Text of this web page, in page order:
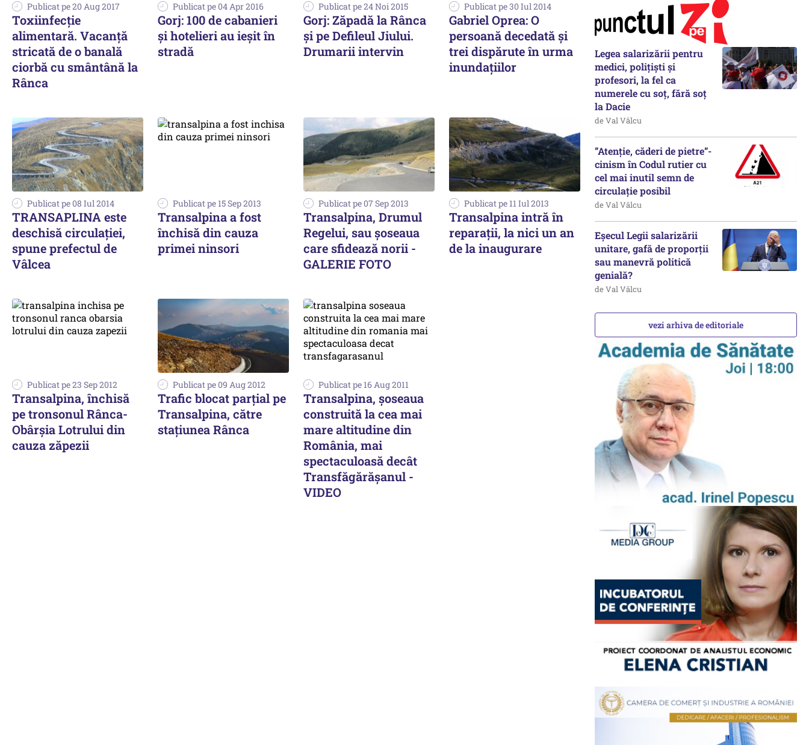
Publicat pe 20 Aug 2017
Toxiinfecție
alimentară. Vacanță
stricată de o banală
ciorbă cu smântână la
Rânca
Publicat pe 04 Apr 2016
Gorj: 100 de cabanieri
şi hotelieri au ieșit în
stradă
Publicat pe 24 Noi 2015
Gorj: Zăpadă la Rânca
şi pe Defileul Jiului.
Drumarii intervin
Publicat pe 30 Iul 2014
Gabriel Oprea: O
persoană decedată și
trei dispărute în urma
inundațiilor
Publicat pe 08 Iul 2014
TRANSAPLINA este
deschisă circulaţiei,
spune prefectul de
Vâlcea
Publicat pe 15 Sep 2013
Transalpina a fost
închisă din cauza
primei ninsori
Publicat pe 07 Sep 2013
Transalpina, Drumul
Regelui, sau șoseaua
care sfidează norii -
GALERIE FOTO
Publicat pe 11 Iul 2013
Transalpina intră în
reparaţii, la nici un an
de la inaugurare
Publicat pe 23 Sep 2012
Transalpina, închisă
pe tronsonul Rânca-
Obârșia Lotrului din
cauza zăpezii
Publicat pe 09 Aug 2012
Trafic blocat parțial pe
Transalpina, către
stațiunea Rânca
Publicat pe 16 Aug 2011
Transalpina, şoseaua
construită la cea mai
mare altitudine din
România, mai
spectaculoasă decât
Transfăgărăşanul -
VIDEO
Legea salarizării pentru
medici, polițiști și
profesori, la fel ca
numerele cu soț, fără soț
la Dacie
de Val Vâlcu
”Atenție, căderi de pietre”-
cinism în Codul rutier cu
cel mai inutil semn de
circulație posibil
de Val Vâlcu
Eșecul Legii salarizării
unitare, gafă de proporții
sau manevră politică
genială?
de Val Vâlcu
vezi arhiva de editoriale